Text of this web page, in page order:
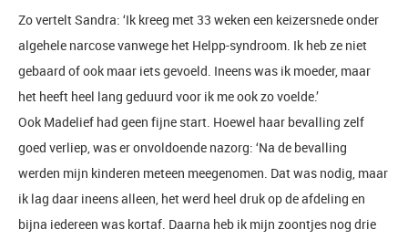
Zo vertelt Sandra: ‘Ik kreeg met 33 weken een keizersnede onder
algehele narcose vanwege het Helpp-syndroom. Ik heb ze niet
gebaard of ook maar iets gevoeld. Ineens was ik moeder, maar
het heeft heel lang geduurd voor ik me ook zo voelde.’
Ook Madelief had geen fijne start. Hoewel haar bevalling zelf
goed verliep, was er onvoldoende nazorg: ‘Na de bevalling
werden mijn kinderen meteen meegenomen. Dat was nodig, maar
ik lag daar ineens alleen, het werd heel druk op de afdeling en
bijna iedereen was kortaf. Daarna heb ik mijn zoontjes nog drie